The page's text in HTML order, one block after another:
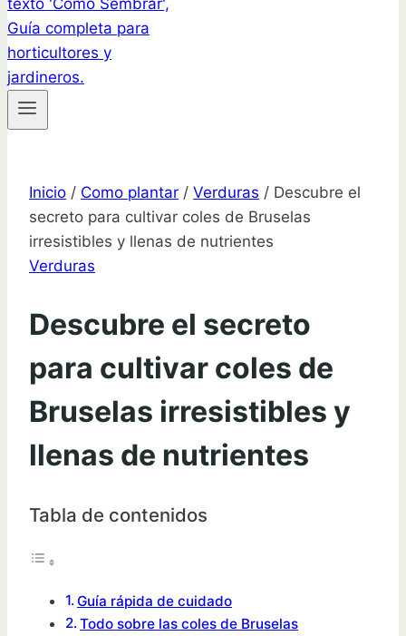
Inicio / Como plantar / Verduras / Descubre el
secreto para cultivar coles de Bruselas
irresistibles y llenas de nutrientes
Verduras
Descubre el secreto
para cultivar coles de
Bruselas irresistibles y
llenas de nutrientes
Tabla de contenidos
Guía rápida de cuidado
Todo sobre las coles de Bruselas